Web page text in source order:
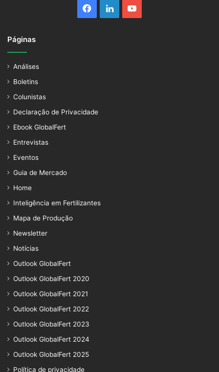
Facebook
LinkedinYouTube
Páginas
Análises
Boletins
Colunistas
Declaração de Privacidade
Ebook GlobalFert
Entrevistas
Eventos
Guia de Mercado
Home
Inteligência em Fertilizantes
Mapa de Produção
Newsletter
Notícias
Outlook GlobalFert
Outlook GlobalFert 2020
Outlook GlobalFert 2021
Outlook GlobalFert 2022
Outlook GlobalFert 2023
Outlook GlobalFert 2024
Outlook GlobalFert 2025
Política de privacidade